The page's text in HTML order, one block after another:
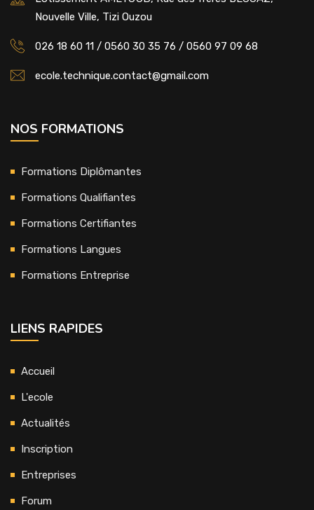
Nouvelle Ville, Tizi Ouzou
026 18 60 11 / 0560 30 35 76 / 0560 97 09 68
ecole.technique.contact@gmail.com
NOS FORMATIONS
Formations Diplômantes
Formations Qualifiantes
Formations Certifiantes
Formations Langues
Formations Entreprise
LIENS RAPIDES
Accueil
L'ecole
Actualités
Inscription
Entreprises
Forum